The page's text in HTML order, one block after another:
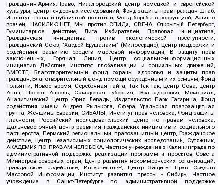
Гражданин.Армия.Право, Нижегородский центр немецкой и европейской
культуры, Центр гендерных исследований, Фонд защиты прав граждан Штаб,
Институт права и публичной политики, Фонд борьбы с коррупцией, Альянс
врачей, НАСИЛИЮ.НЕТ, Мы против СПИДа, СВЕЧА, Открытый Петербург,
Гуманитарное действие, Лига Избирателей, Правовая инициатива,
Гражданская инициатива против экологической преступности,
Гражданский Союз, "Хасдей Ерушалаим" (Милосердие), Центр поддержки и
содействия развитию средств массовой информации, В защиту прав
заключенных, Горячая Линия, Центр социально-информационных
инициатив Действие, Институт глобализации и социальных движений,
ВМЕСТЕ, Благотворительный фонд охраны здоровья и защиты прав
граждан, Благотворительный фонд помощи осужденным и их семьям, Фонд
Тольятти, Новое время, Серебряная тайга, Так-Так-Так, центр Сова, центр
Анна, Проект Апрель, Самарская губерния, Эра здоровья, Мемориал,
Аналитический Центр Юрия Левады, Издательство Парк Гагарина, Фонд
содействия имени Андрея Рылькова, Сфера, Уральская правозащитная
группа, Женщины Евразии, СИБАЛЬТ, Институт прав человека, Фонд защиты
гласности, Российский исследовательский центр по правам человека,
Дальневосточный центр развития гражданских инициатив и социального
партнерства, Пермский региональный правозащитный центр, Гражданское
действие, Центр независимых социологических исследований, Сутяжник,
АКАДЕМИЯ ПО ПРАВАМ ЧЕЛОВЕКА, Частное учреждение в Калининграде по
административной поддержке реализации программ и проектов Совета
Министров северных стран, Центр развития некоммерческих организаций,
Гражданское содействие, Интернешнл-Р, Центр Защиты Прав Средств
Массовой Информации, Институт развития прессы - Сибирь, Частное
учреждение в Санкт-Петербурге по административной поддержке